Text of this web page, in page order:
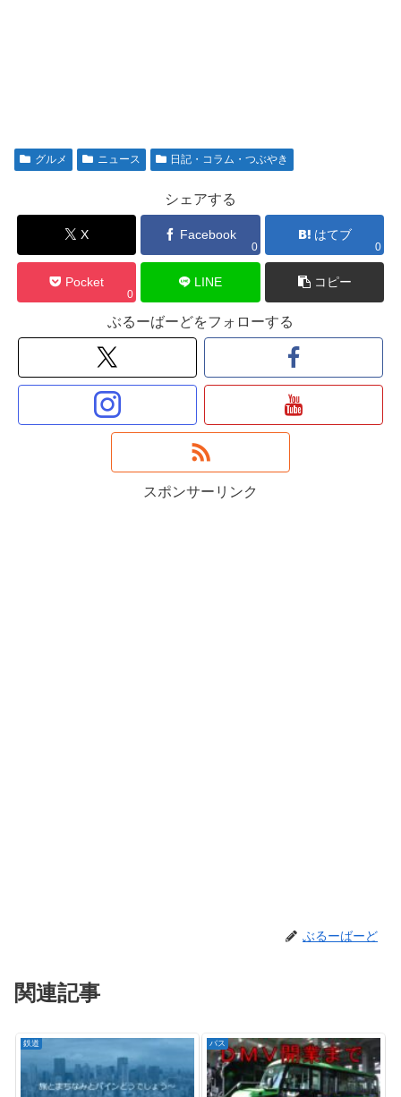
グルメ ニュース 日記・コラム・つぶやき
シェアする
X Facebook
0
はてブ
0
Pocket
0
LINE コピー
ぶるーばーどをフォローする
スポンサーリンク
ぶるーばーど
関連記事
鉄道 バス